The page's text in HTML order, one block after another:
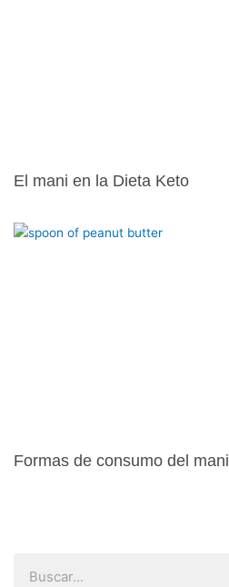
El mani en la Dieta Keto
Formas de consumo del mani